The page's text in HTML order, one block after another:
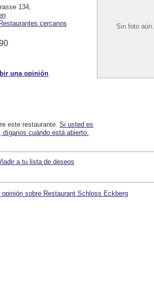
Sin foto aún.
134,
Restaurantes cercanos
una opinión
este restaurante. Si usted es
díganos cuándo está abierto.
a tu lista de deseos
sobre Restaurant Schloss Eckberg